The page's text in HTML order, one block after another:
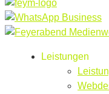
Leistungen